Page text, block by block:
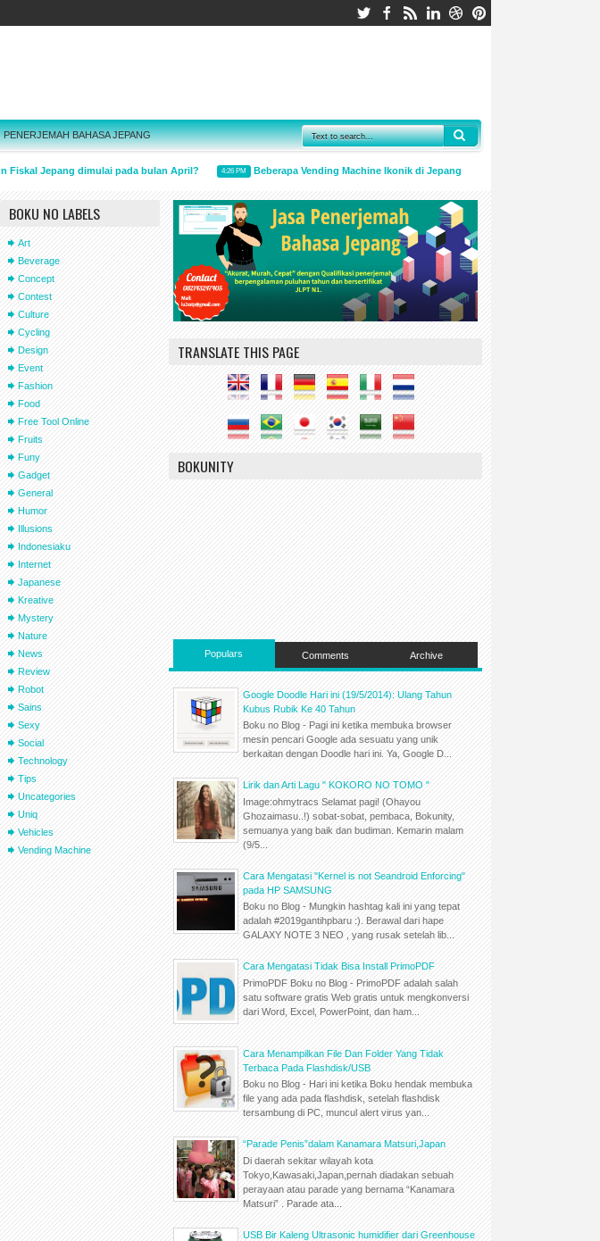
PENERJEMAH BAHASA JEPANG
Jepang dimulai pada bulan April? 4:26 PM Beberapa Vending Machine Ikonik di Jepang Akan Segera Musnah
TRANSLATE THIS PAGE
BOKUNITY
Populars Comments Archive
Google Doodle Hari ini (19/5/2014): Ulang Tahun
Kubus Rubik Ke 40 Tahun
Boku no Blog - Pagi ini ketika membuka browser
mesin pencari Google ada sesuatu yang unik
berkaitan dengan Doodle hari ini. Ya, Google D...
Lirik dan Arti Lagu " KOKORO NO TOMO "
Image:ohmytracs Selamat pagi! (Ohayou
Ghozaimasu..!) sobat-sobat, pembaca, Bokunity,
semuanya yang baik dan budiman. Kemarin malam
(9/5...
Cara Mengatasi "Kernel is not Seandroid Enforcing"
pada HP SAMSUNG
Boku no Blog - Mungkin hashtag kali ini yang tepat
adalah #2019gantihpbaru :). Berawal dari hape
GALAXY NOTE 3 NEO , yang rusak setelah lib...
Cara Mengatasi Tidak Bisa Install PrimoPDF
PrimoPDF Boku no Blog - PrimoPDF adalah salah
satu software gratis Web gratis untuk mengkonversi
dari Word, Excel, PowerPoint, dan ham...
Cara Menampilkan File Dan Folder Yang Tidak
Terbaca Pada Flashdisk/USB
Boku no Blog - Hari ini ketika Boku hendak membuka
file yang ada pada flashdisk, setelah flashdisk
tersambung di PC, muncul alert virus yan...
“Parade Penis”dalam Kanamara Matsuri,Japan
Di daerah sekitar wilayah kota
Tokyo,Kawasaki,Japan,pernah diadakan sebuah
perayaan atau parade yang bernama “Kanamara
Matsuri” . Parade ata...
USB Bir Kaleng Ultrasonic humidifier dari Greenhouse
BOKU NO LABELS
Art
Beverage
Concept
Contest
Culture
Cycling
Design
Event
Fashion
Food
Free Tool Online
Fruits
Funy
Gadget
General
Humor
Illusions
Indonesiaku
Internet
Japanese
Kreative
Mystery
Nature
News
Review
Robot
Sains
Sexy
Social
Technology
Tips
Uncategories
Uniq
Vehicles
Vending Machine